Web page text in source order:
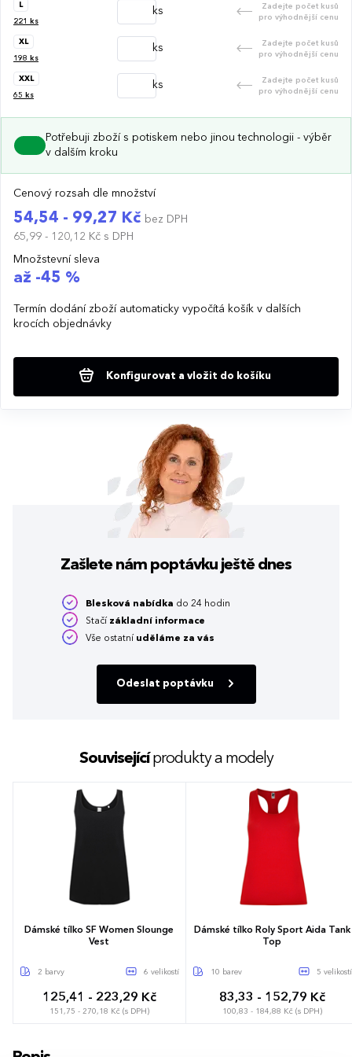
L
221 ks
ks
Zadejte počet kusů
pro výhodnější cenu
XL
198 ks
ks
Zadejte počet kusů
pro výhodnější cenu
XXL
65 ks
ks
Zadejte počet kusů
pro výhodnější cenu
Potřebuji zboží s potiskem nebo jinou technologii - výběr
v dalším kroku
Cenový rozsah dle množství
54,54 - 99,27 Kč bez DPH
65,99 - 120,12 Kč s DPH
Množstevní sleva
až -45 %
Termín dodání zboží automaticky vypočítá košík v dalších
krocích objednávky
Konfigurovat a vložit do košíku
Zašlete nám poptávku ještě dnes
Blesková nabídka do 24 hodin
Stačí základní informace
Vše ostatní uděláme za vás
Odeslat poptávku
Souvisejícíprodukty a modely
Dámské tílko SF Women Slounge
Vest
2 barvy 6 velikostí
125,41 - 223,29 Kč
151,75 - 270,18 Kč (s DPH)
XS
Dámské tílko Roly Sport Aida Tank
Top
10 barev 5 velikostí
83,33 - 152,79 Kč
100,83 - 184,88 Kč (s DPH)